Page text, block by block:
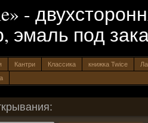
-
эмаль под
Кантри Классика книжка Twice